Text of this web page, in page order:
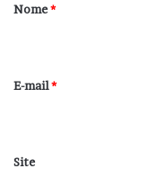
r
*
Nome*
E-mail*
Site